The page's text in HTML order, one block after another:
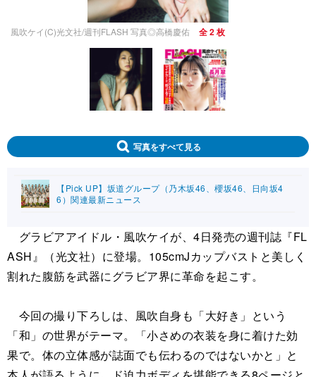
風吹ケイ(C)光文社/週刊FLASH 写真◎高橋慶佑 全 2 枚
写真をすべて見る
【Pick UP】坂道グループ（乃木坂46、櫻坂46、日向坂4
6）関連最新ニュース
グラビアアイドル・風吹ケイが、4日発売の週刊誌『FL
ASH』（光文社）に登場。105cmJカップバストと美しく
割れた腹筋を武器にグラビア界に革命を起こす。
今回の撮り下ろしは、風吹自身も「大好き」という
「和」の世界がテーマ。「小さめの衣装を身に着けた効
果で。体の立体感が誌面でも伝わるのではないかと」と